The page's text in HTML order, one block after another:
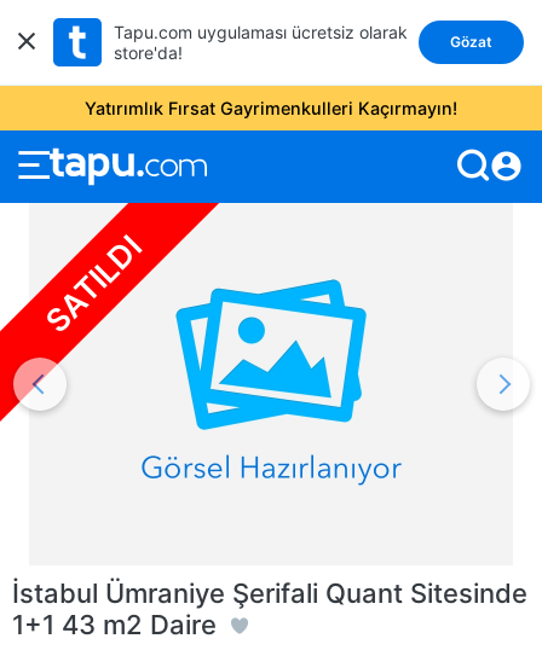
Tapu.com uygulaması ücretsiz olarak
store'da!
Gözat
Yatırımlık Fırsat Gayrimenkulleri Kaçırmayın!
account_circle
SATILDI
İstabul Ümraniye Şerifali Quant Sitesinde
1+1 43 m2 Daire